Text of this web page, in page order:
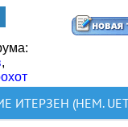
,
ИТЕРЗЕН (НЕМ.